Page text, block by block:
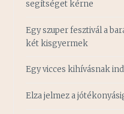
segítséget kérne
Egy szuper fesztivál a
két kisgyermek
Egy vicces kihívásnak
Elza jelmez a